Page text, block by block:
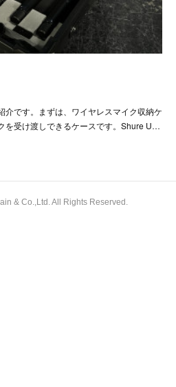
介です。まずは、ワイヤレスマイク収納ケ
を受け渡しできるケースです。Shure U…
& Co.,Ltd. All Rights Reserved.